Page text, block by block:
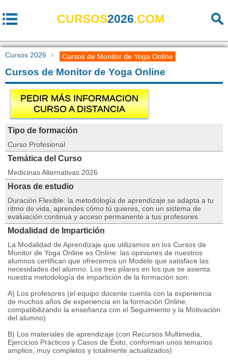
CURSOS2026.COM
Cursos 2026 Cursos de Monitor de Yoga Online
Cursos de Monitor de Yoga Online
PEDIR MÁS INFORMACION
CURSO A DISTANCIA
Tipo de formación
Curso Profesional
Temática del Curso
Medicinas Alternativas 2026
Horas de estudio
Duración Flexible: la metodología de aprendizaje se adapta a tu
ritmo de vida, aprendes cómo tú quieres, con un sistema de
evaluación continua y acceso permanente a tus profesores
Modalidad de Impartición
La Modalidad de Aprendizaje que utilizamos en los Cursos de
Monitor de Yoga Online es Online: las opiniones de nuestros
alumnos certifican que ofrecemos un Modelo que satisface las
necesidades del alumno. Los tres pilares en los que se asienta
nuestra metodología de impartición de la formación son:
A) Los profesores (el equipo docente cuenta con la experiencia
de muchos años de experiencia en la formación Online,
compatibilizando la enseñanza con el Seguimiento y la Motivación
del alumno)
B) Los materiales de aprendizaje (con Recursos Multimedia,
Ejercicios Prácticos y Casos de Éxito, conforman unos temarios
amplios, muy completos y totalmente actualizados)